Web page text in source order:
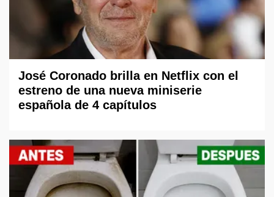
José Coronado brilla en Netflix con el
estreno de una nueva miniserie
española de 4 capítulos